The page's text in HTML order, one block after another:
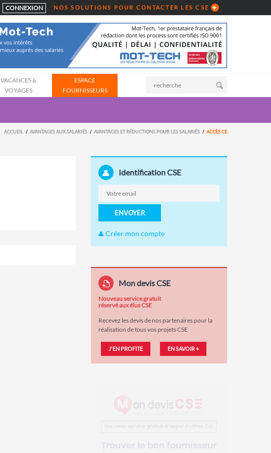
CONNEXION NOS SOLUTIONS POUR CONTACTER LES CSE
VACANCES &
VOYAGES
ESPACE
FOURNISSEURS
ACCUEIL AVANTAGES AUX SALARIÉS AVANTAGES ET RÉDUCTIONS POUR LES SALARIÉS ACCÈS CE
Identification CSE
ENVOYER
Créer mon compte
Mon devis CSE
Nouveau service gratuit
réservé aux élus CSE
Recevez les devis de nos partenaires pour la
réalisation de tous vos projets CSE
J'EN PROFITE EN SAVOIR +